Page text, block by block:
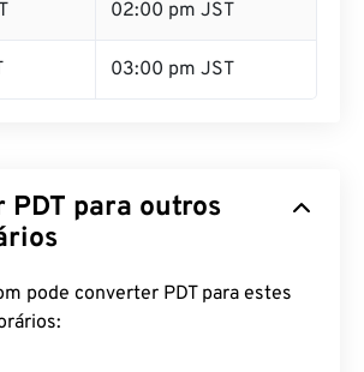
02:00 pm JST
03:00 pm JST
PDT para outros
pode converter PDT para estes